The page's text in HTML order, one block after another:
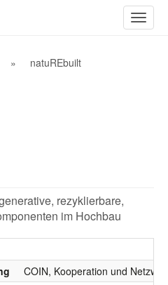
ein-/
natuREbuilt
rezyklierbare,
im Hochbau
COIN, Kooperation und